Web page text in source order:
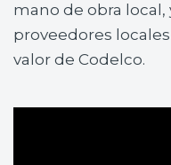
mano de obra
proveedores
valor de Codelco.